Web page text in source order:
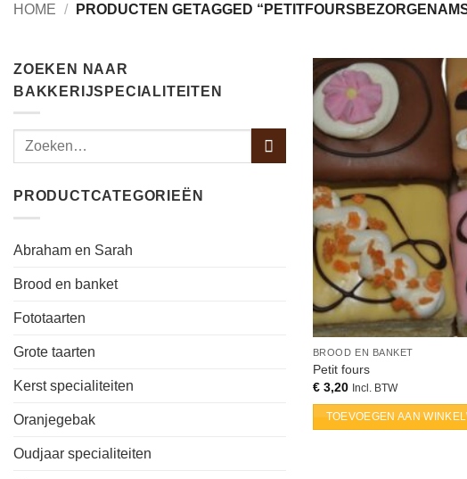
HOME / PRODUCTEN GETAGGED
ZOEKEN NAAR
BAKKERIJSPECIALITEITEN
PRODUCTCATEGORIEËN
Abraham en Sarah
Brood en banket
Fototaarten
Grote taarten
Kerst specialiteiten
Oranjegebak
Oudjaar specialiteiten
BROOD EN BANKET
Petit fours
€3,20 Incl. BTW
TOEVOEGEN AAN